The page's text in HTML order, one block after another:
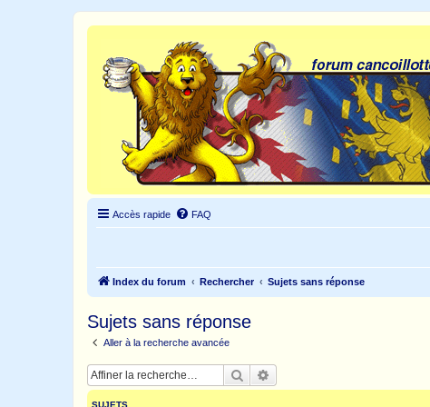
Accès rapide FAQ
Index du forum Rechercher Sujets sans réponse
Sujets sans réponse
Aller à la recherche avancée
Rechercher
SUJETS